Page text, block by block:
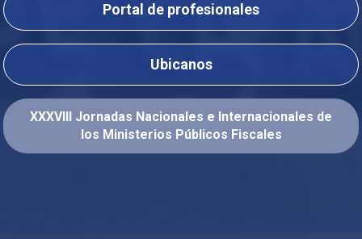
Portal de profesionales
Ubicanos
XXXVIII Jornadas Nacionales e Internacionales de
los Ministerios Públicos Fiscales